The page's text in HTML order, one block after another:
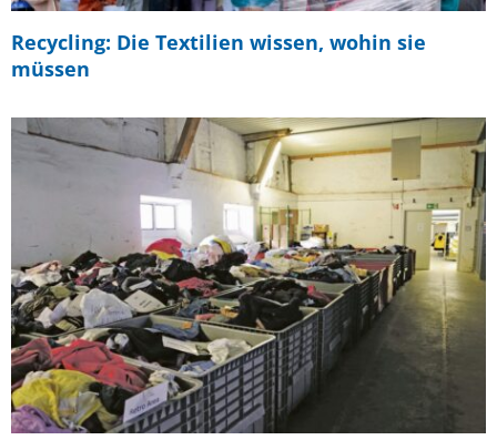
Recycling: Die Textilien wissen, wohin sie
müssen